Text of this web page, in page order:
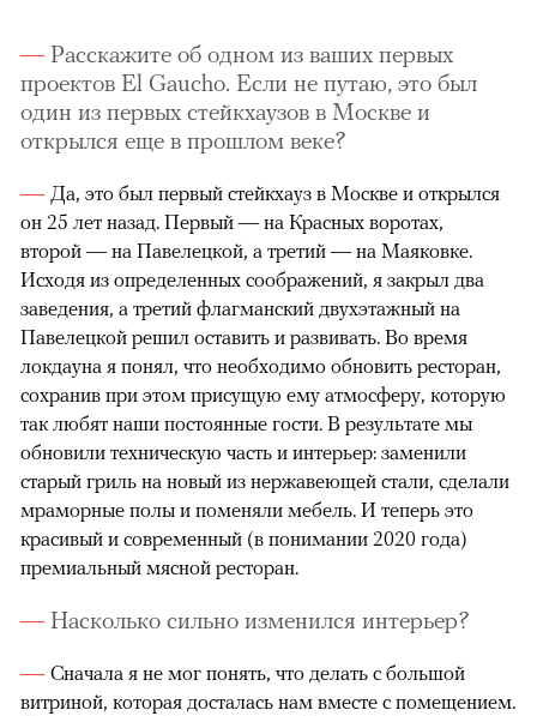
Расскажите об одном из ваших первых
проектов El Gaucho. Если не путаю, это был
один из первых стейкхаузов в Москве и
открылся еще в прошлом веке?
Да, это был первый стейкхауз в Москве и открылся
он 25 лет назад. Первый — на Красных воротах,
второй — на Павелецкой, а третий — на Маяковке.
Исходя из определенных соображений, я закрыл два
заведения, а третий флагманский двухэтажный на
Павелецкой решил оставить и развивать. Во время
локдауна я понял, что необходимо обновить ресторан,
сохранив при этом присущую ему атмосферу, которую
так любят наши постоянные гости. В результате мы
обновили техническую часть и интерьер: заменили
старый гриль на новый из нержавеющей стали, сделали
мраморные полы и поменяли мебель. И теперь это
красивый и современный (в понимании 2020 года)
премиальный мясной ресторан.
Насколько сильно изменился интерьер?
Сначала я не мог понять, что делать с большой
витриной, которая досталась нам вместе с помещением.